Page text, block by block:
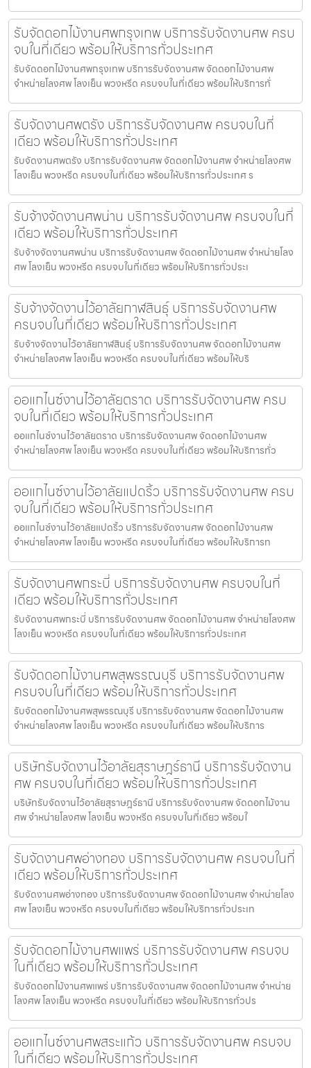
รับจัดดอกไม้งานศพกรุงเทพ บริการรับจัดงานศพ ครบ
จบในที่เดียว พร้อมให้บริการทั่วประเทศ
รับจัดดอกไม้งานศพกรุงเทพ บริการรับจัดงานศพ จัดดอกไม้งานศพ
จำหน่ายโลงศพ โลงเย็น พวงหรีด ครบจบในที่เดียว พร้อมให้บริการทั่
รับจัดงานศพตรัง บริการรับจัดงานศพ ครบจบในที่
เดียว พร้อมให้บริการทั่วประเทศ
รับจัดงานศพตรัง บริการรับจัดงานศพ จัดดอกไม้งานศพ จำหน่ายโลงศพ
โลงเย็น พวงหรีด ครบจบในที่เดียว พร้อมให้บริการทั่วประเทศ ร
รับจ้างจัดงานศพน่าน บริการรับจัดงานศพ ครบจบในที่
เดียว พร้อมให้บริการทั่วประเทศ
รับจ้างจัดงานศพน่าน บริการรับจัดงานศพ จัดดอกไม้งานศพ จำหน่ายโลง
ศพ โลงเย็น พวงหรีด ครบจบในที่เดียว พร้อมให้บริการทั่วประเ
รับจ้างจัดงานไว้อาลัยกาฬสินธุ์ บริการรับจัดงานศพ
ครบจบในที่เดียว พร้อมให้บริการทั่วประเทศ
รับจ้างจัดงานไว้อาลัยกาฬสินธุ์ บริการรับจัดงานศพ จัดดอกไม้งานศพ
จำหน่ายโลงศพ โลงเย็น พวงหรีด ครบจบในที่เดียว พร้อมให้บริ
ออแกไนซ์งานไว้อาลัยตราด บริการรับจัดงานศพ ครบ
จบในที่เดียว พร้อมให้บริการทั่วประเทศ
ออแกไนซ์งานไว้อาลัยตราด บริการรับจัดงานศพ จัดดอกไม้งานศพ
จำหน่ายโลงศพ โลงเย็น พวงหรีด ครบจบในที่เดียว พร้อมให้บริการทั่ว
ออแกไนซ์งานไว้อาลัยแปดริ้ว บริการรับจัดงานศพ ครบ
จบในที่เดียว พร้อมให้บริการทั่วประเทศ
ออแกไนซ์งานไว้อาลัยแปดริ้ว บริการรับจัดงานศพ จัดดอกไม้งานศพ
จำหน่ายโลงศพ โลงเย็น พวงหรีด ครบจบในที่เดียว พร้อมให้บริการท
รับจัดงานศพกระบี่ บริการรับจัดงานศพ ครบจบในที่
เดียว พร้อมให้บริการทั่วประเทศ
รับจัดงานศพกระบี่ บริการรับจัดงานศพ จัดดอกไม้งานศพ จำหน่ายโลงศพ
โลงเย็น พวงหรีด ครบจบในที่เดียว พร้อมให้บริการทั่วประเทศ
รับจัดดอกไม้งานศพสุพรรณบุรี บริการรับจัดงานศพ
ครบจบในที่เดียว พร้อมให้บริการทั่วประเทศ
รับจัดดอกไม้งานศพสุพรรณบุรี บริการรับจัดงานศพ จัดดอกไม้งานศพ
จำหน่ายโลงศพ โลงเย็น พวงหรีด ครบจบในที่เดียว พร้อมให้บริการ
บริษัทรับจัดงานไว้อาลัยสุราษฎร์ธานี บริการรับจัดงาน
ศพ ครบจบในที่เดียว พร้อมให้บริการทั่วประเทศ
บริษัทรับจัดงานไว้อาลัยสุราษฎร์ธานี บริการรับจัดงานศพ จัดดอกไม้งาน
ศพ จำหน่ายโลงศพ โลงเย็น พวงหรีด ครบจบในที่เดียว พร้อมใ
รับจัดงานศพอ่างทอง บริการรับจัดงานศพ ครบจบในที่
เดียว พร้อมให้บริการทั่วประเทศ
รับจัดงานศพอ่างทอง บริการรับจัดงานศพ จัดดอกไม้งานศพ จำหน่ายโลง
ศพ โลงเย็น พวงหรีด ครบจบในที่เดียว พร้อมให้บริการทั่วประเท
รับจัดดอกไม้งานศพแพร่ บริการรับจัดงานศพ ครบจบ
ในที่เดียว พร้อมให้บริการทั่วประเทศ
รับจัดดอกไม้งานศพแพร่ บริการรับจัดงานศพ จัดดอกไม้งานศพ จำหน่าย
โลงศพ โลงเย็น พวงหรีด ครบจบในที่เดียว พร้อมให้บริการทั่วปร
ออแกไนซ์งานศพสระแก้ว บริการรับจัดงานศพ ครบจบ
ในที่เดียว พร้อมให้บริการทั่วประเทศ